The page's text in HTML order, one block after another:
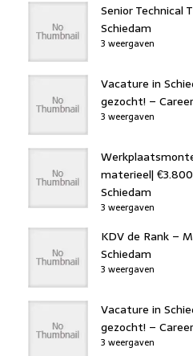
Senior Technical
Schiedam
3 weergaven
Vacature in
gezocht! –
3 weergaven
materieel|
Schiedam
3 weergaven
KDV de Rank –
Schiedam
3 weergaven
Vacature in
gezocht! –
3 weergaven